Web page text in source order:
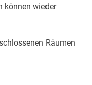
können wieder
Räumen